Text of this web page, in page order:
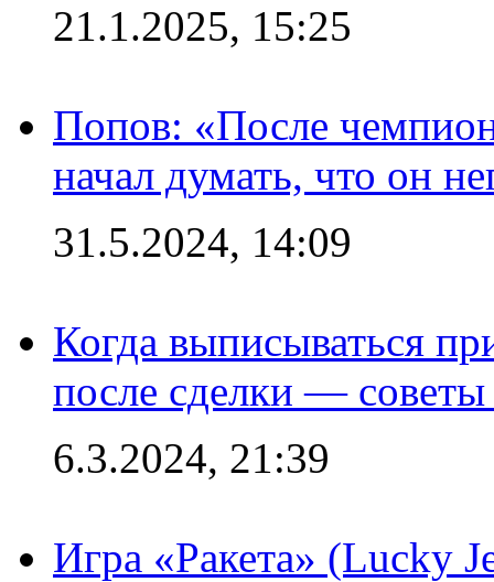
21.1.2025, 15:25
Попов: «После
начал думать, что он
31.5.2024, 14:09
Когда выписываться
после сделки —
6.3.2024, 21:39
Игра «Ракета» (Lucky